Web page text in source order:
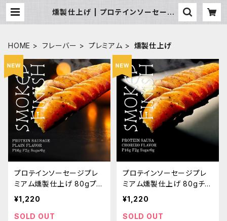
燻製仕上げ | プロテインソーセージ
HOME
フレーバー プレミアム 燻製仕上げ
プロテインソーセージプレ
ミアム燻製仕上げ 80gプレ
ーン
¥1,220
SOLD OUT
プロテインソーセージプレ
ミアム燻製仕上げ 80gチョ
リソー
¥1,220
SOLD OUT